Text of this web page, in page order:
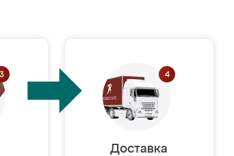
Доставка